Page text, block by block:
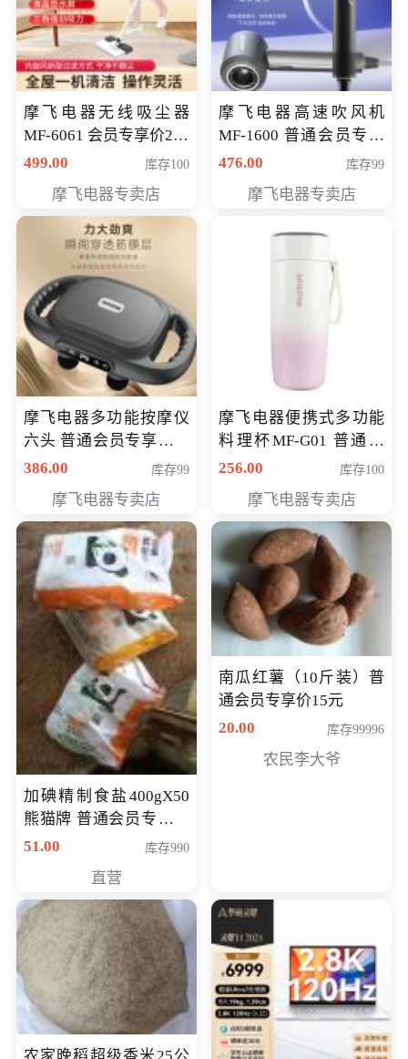
摩飞电器无线吸尘器
MF-6061 会员专享价299
元
499.00 库存100
摩飞电器专卖店
摩飞电器高速吹风机
MF-1600 普通会员专享
价298元
476.00 库存99
摩飞电器专卖店
摩飞电器多功能按摩仪
六头 普通会员专享价格
199元
386.00 库存99
摩飞电器专卖店
摩飞电器便携式多功能
料理杯MF-G01 普通会
员专享价格118元
256.00 库存100
摩飞电器专卖店
加碘精制食盐400gX50
熊猫牌 普通会员专享价
格50元
51.00 库存990
直营
南瓜红薯（10斤装）普
通会员专享价15元
20.00
库存99996
农民李大爷